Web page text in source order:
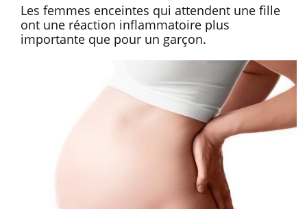
Les femmes enceintes qui attendent une fille
ont une réaction inflammatoire plus
importante que pour un garçon.